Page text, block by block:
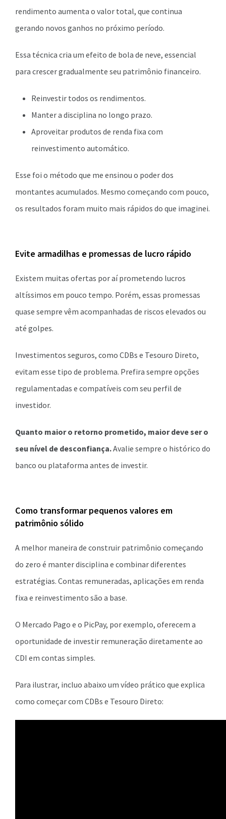
rendimento aumenta o valor total, que continua
gerando novos ganhos no próximo período.
Essa técnica cria um efeito de bola de neve, essencial
para crescer gradualmente seu patrimônio financeiro.
Reinvestir todos os rendimentos.
Manter a disciplina no longo prazo.
Aproveitar produtos de renda fixa com
reinvestimento automático.
Esse foi o método que me ensinou o poder dos
montantes acumulados. Mesmo começando com pouco,
os resultados foram muito mais rápidos do que imaginei.
Evite armadilhas e promessas de lucro rápido
Existem muitas ofertas por aí prometendo lucros
altíssimos em pouco tempo. Porém, essas promessas
quase sempre vêm acompanhadas de riscos elevados ou
até golpes.
Investimentos seguros, como CDBs e Tesouro Direto,
evitam esse tipo de problema. Prefira sempre opções
regulamentadas e compatíveis com seu perfil de
investidor.
Quanto maior o retorno prometido, maior deve ser o
seu nível de desconfiança.Avalie sempre o histórico do
banco ou plataforma antes de investir.
Como transformar pequenos valores em
patrimônio sólido
A melhor maneira de construir patrimônio começando
do zero é manter disciplina e combinar diferentes
estratégias. Contas remuneradas, aplicações em renda
fixa e reinvestimento são a base.
O Mercado Pago e o PicPay, por exemplo, oferecem a
oportunidade de investir remuneração diretamente ao
CDI em contas simples.
Para ilustrar, incluo abaixo um vídeo prático que explica
como começar com CDBs e Tesouro Direto: